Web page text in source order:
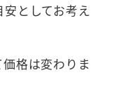
としてお考え
格は変わりま